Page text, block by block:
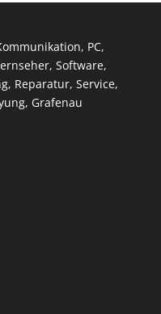
PC,
Software,
Reparatur, Service,
Grafenau